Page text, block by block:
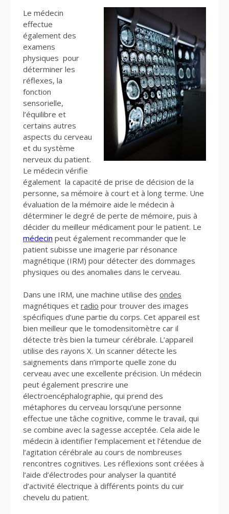
Le médecin
effectue
également des
examens
physiques pour
déterminer les
réflexes, la
fonction
sensorielle,
l’équilibre et
certains autres
aspects du cerveau
et du système
nerveux du patient.
Le médecin vérifie
également la capacité de prise de décision de la
personne, sa mémoire à court et à long terme. Une
évaluation de la mémoire aide le médecin à
déterminer le degré de perte de mémoire, puis à
décider du meilleur médicament pour le patient. Le
médecin peut également recommander que le
patient subisse une imagerie par résonance
magnétique (IRM) pour détecter des dommages
physiques ou des anomalies dans le cerveau.
Dans une IRM, une machine utilise des ondes
magnétiques et radio pour trouver des images
spécifiques d’une partie du corps. Cet appareil est
bien meilleur que le tomodensitomètre car il
détecte très bien la tumeur cérébrale. L’appareil
utilise des rayons X. Un scanner détecte les
saignements dans n’importe quelle zone du
cerveau avec une excellente précision. Un médecin
peut également prescrire une
électroencéphalographie, qui prend des
métaphores du cerveau lorsqu’une personne
effectue une tâche cognitive, comme le travail, qui
se combine avec la sagesse acceptée. Cela aide le
médecin à identifier l’emplacement et l’étendue de
l’agitation cérébrale au cours de nombreuses
rencontres cognitives. Les réflexions sont créées à
l’aide d’électrodes pour analyser la quantité
d’activité électrique à différents points du cuir
chevelu du patient.